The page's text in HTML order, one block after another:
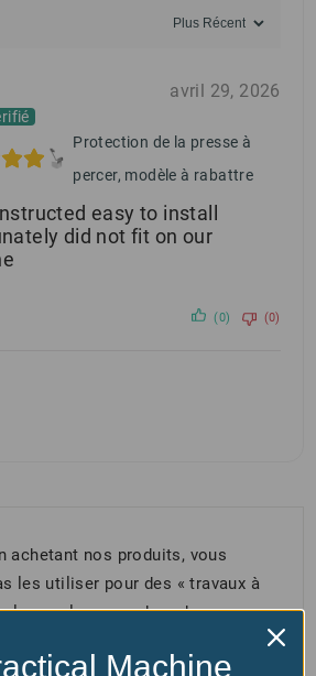
avril 29, 2026
Protection de la presse à
percer, modèle à rabattre
easy to install
did not fit on our
(0) (0)
achetant nos produits, vous
les utiliser pour des « travaux à
meulage, soudage, brasage,
est interdite et le respect de
Machine